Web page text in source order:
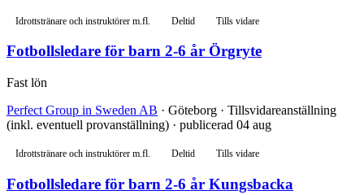
Idrottstränare och instruktörer m.fl. Deltid Tills vidare
Fotbollsledare för barn 2-6 år Örgryte
Fast lön
Perfect Group in Sweden AB · Göteborg · Tillsvidareanställning
(inkl. eventuell provanställning) · publicerad 04 aug
Idrottstränare och instruktörer m.fl. Deltid Tills vidare
Fotbollsledare för barn 2-6 år Kungsbacka